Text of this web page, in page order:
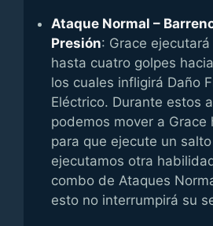
Ataque Normal –
Presión: Grace
hasta cuatro golpes
los cuales infligirá Daño
Eléctrico. Durante estos
podemos mover a Grace
para que ejecute un
ejecutamos otra
combo de Ataques
esto no interrumpirá su